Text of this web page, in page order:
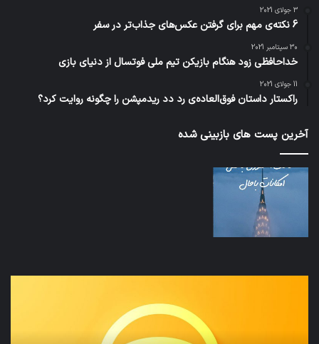
3 جولای 2021
6 نکته‌ی مهم برای گرفتن عکس‌های جذاب‌تر در سفر
30 سپتامبر 2021
خداحافظی زود هنگام بازیکن تیم ملی فوتسال از دنیای بازی
11 جولای 2021
راکستار داستان فوق‌العاده‌ی رد دد ریدمپشن را چگونه روایت کرد؟
آخرین پست های بازبینی شده